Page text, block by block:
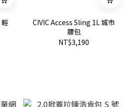
CIVIC Access Sling 1L 城市
腰包
NT$3,190